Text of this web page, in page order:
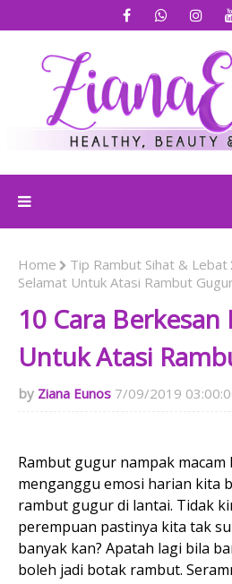
Home Tip Rambut Sihat & Lebat
Selamat Untuk Atasi Rambut
10 Cara
Untuk Atasi
Ziana Eunos 7/09/2019
Rambut gugur nampak macam
menganggu emosi harian kita
rambut gugur di lantai. Tidak
perempuan pastinya kita tak
banyak kan? Apatah lagi bila
boleh jadi botak rambut.